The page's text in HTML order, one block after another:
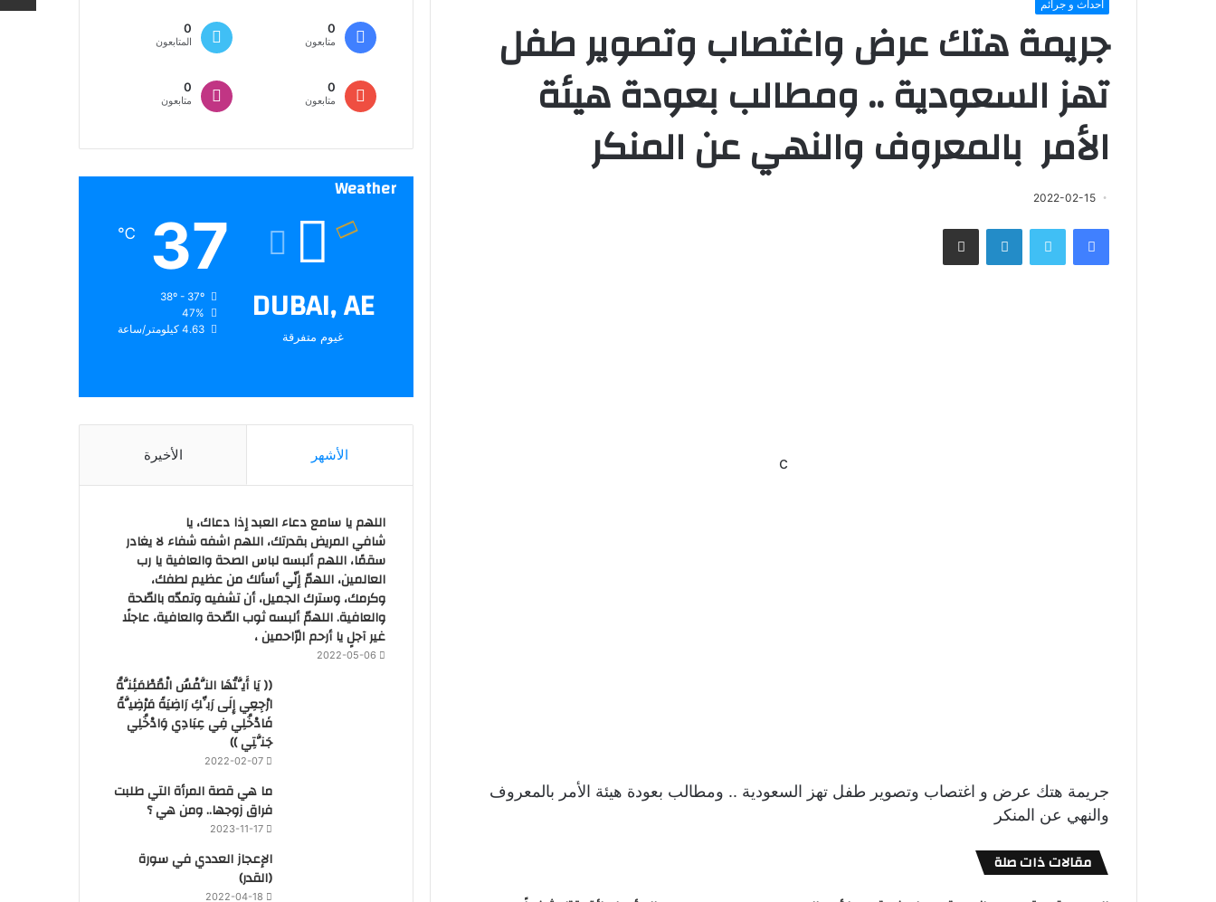
احداث و جرائم
جريمة هتك عرض واغتصاب وتصوير طفل
تهز السعودية .. ومطالب بعودة هيئة
الأمر بالمعروف والنهي عن المنكر
2022-02-15
فيسبوك تويتر لينكدإن مشاركة عبر البريد
c
جريمة هتك عرض و اغتصاب وتصوير طفل تهز السعودية .. ومطالب بعودة هيئة الأمر بالمعروف
والنهي عن المنكر
مقالات ذات صلة
0
متابعون
0
المتابعون
0
متابعون
0
متابعون
Weather
DUBAI, AE
غيوم متفرقة
37
℃
38º - 37º
47%
4.63 كيلومتر/ساعة
الأشهر الأخيرة
اللهم يا سامع دعاء العبد إذا دعاك، يا
شافي المريض بقدرتك، اللهم اشفه شفاء لا يغادر
سقمًا، اللهم ألبسه لباس الصحة والعافية يا رب
العالمين، اللهمّ إنّي أسألك من عظيم لطفك،
وكرمك، وسترك الجميل، أن تشفيه وتمدّه بالصّحة
والعافية. اللهمّ ألبسه ثوب الصّحة والعافية، عاجلًا
غير آجلٍ يا أرحم الرّاحمين ،
2022-05-06
(( يَا أَيَّتُهَا النَّفْسُ الْمُطْمَئِنَّةُ
ارْجِعِي إِلَى رَبِّكِ رَاضِيَةً مَرْضِيَّةً
فَادْخُلِي فِي عِبَادِي وَادْخُلِي
جَنَّتِي ))
2022-02-07
ما هي قصة المرأة التي طلبت
فراق زوجها.. ومن هي ؟
2023-11-17
‏الإعجاز العددي في سورة
(القدر)
2022-04-18